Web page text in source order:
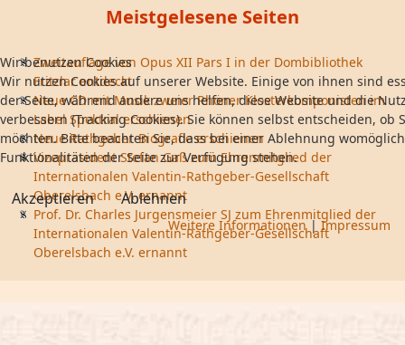
Meistgelesene Seiten
Zweitauflage von Opus XII Pars I in der Dombibliothek
Fritzlar entdeckt
Neue CD mit Musik zweier Rhöner Klosterkomponisten im
Label Spektral erschienen
Neue Rathgeber-Biografie erschienen
Vizepräsident Stefan Gaß zum Ehrenmitglied der
Internationalen Valentin-Rathgeber-Gesellschaft
Oberelsbach e.V. ernannt
Prof. Dr. Charles Jurgensmeier SJ zum Ehrenmitglied der
Internationalen Valentin-Rathgeber-Gesellschaft
Oberelsbach e.V. ernannt
Wir benutzen Cookies
Wir nutzen Cookies auf unserer Website. Einige von ihnen sind
der Seite, während andere uns helfen, diese Website und die
verbessern (Tracking Cookies). Sie können selbst entscheiden, ob
möchten. Bitte beachten Sie, dass bei einer Ablehnung
Funktionalitäten der Seite zur Verfügung stehen.
Akzeptieren Ablehnen
Weitere Informationen|Impressum